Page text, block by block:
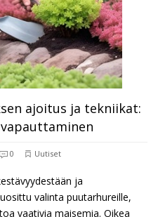
ajoitus ja tekniikat:
0 Uutiset
ja
valinta puutarhureille,
vaativia maisemia. Oikea